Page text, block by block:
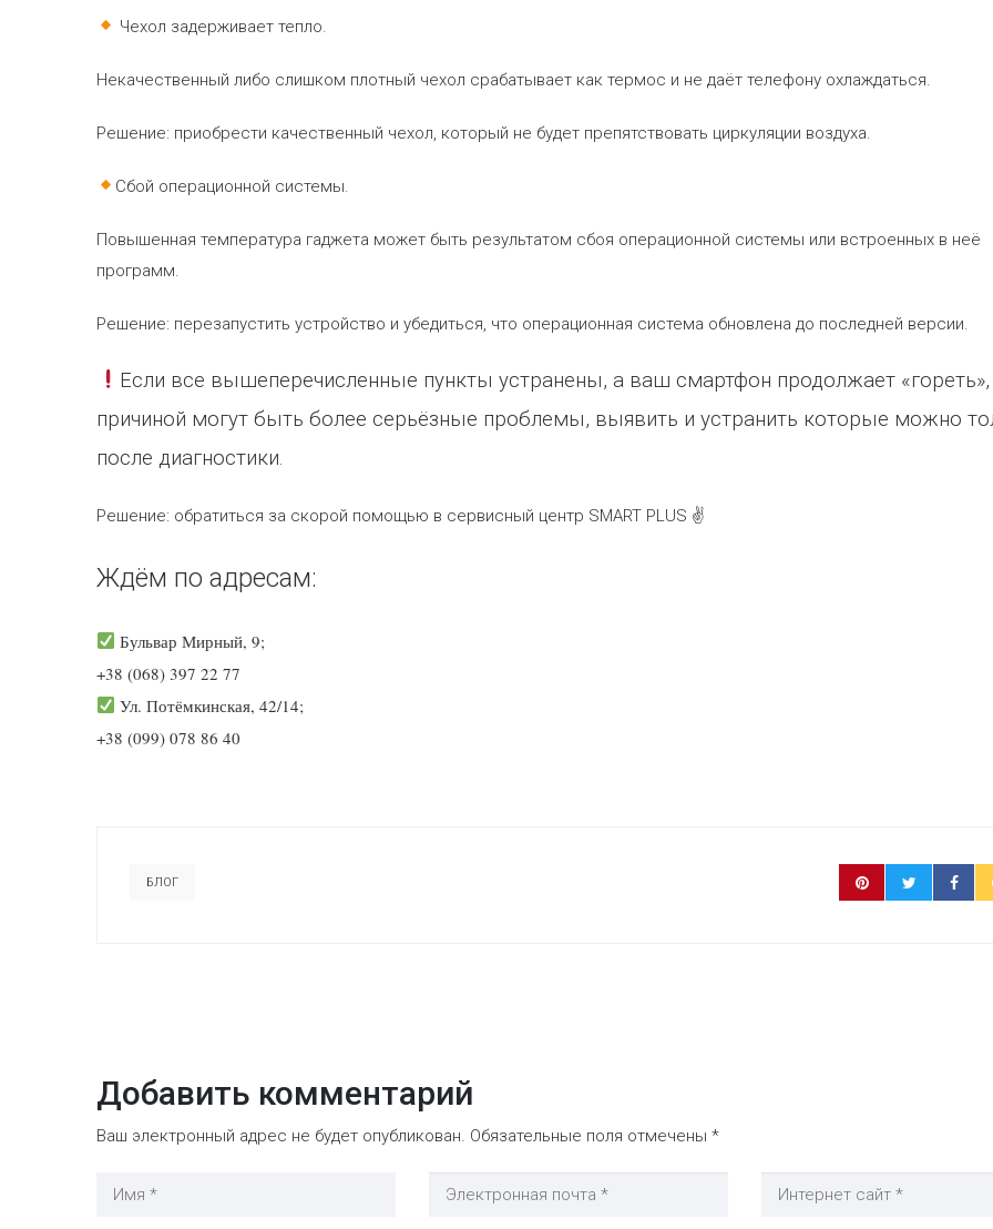
Чехол задерживает тепло.
Некачественный либо слишком плотный чехол срабатывает как термос и не даёт телефону охлаждаться.
Решение: приобрести качественный чехол, который не будет препятствовать циркуляции воздуха.
Сбой операционной системы.
Повышенная температура гаджета может быть результатом сбоя операционной системы или встроенных в неё
программ.
Решение: перезапустить устройство и убедиться, что операционная система обновлена до последней версии.
Если все вышеперечисленные пункты устранены, а ваш смартфон продолжает «гореть»,
причиной могут быть более серьёзные проблемы, выявить и устранить которые можно
после диагностики.
Решение: обратиться за скорой помощью в сервисный центр SMART PLUS ✌️
Ждём по адресам:
Бульвар Мирный, 9;
+38 (068) 397 22 77
Ул. Потёмкинская, 42/14;
+38 (099) 078 86 40
БЛОГ
Добавить комментарий
Ваш электронный адрес не будет опубликован. Обязательные поля отмечены *